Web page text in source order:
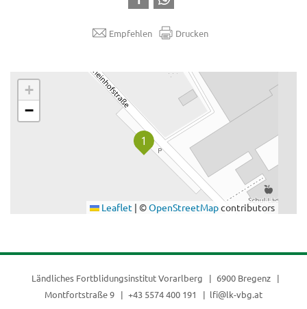
Empfehlen Drucken
+
−
Leaflet | ©OpenStreetMapcontributors
Ländliches Fortblidungsinstitut Vorarlberg
6900 Bregenz
Montfortstraße 9
+43 5574 400 191 lfi@lk-vbg.at